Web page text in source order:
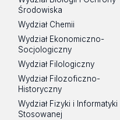
Środowiska
Wydział Chemii
Wydział Ekonomiczno-
Socjologiczny
Wydział Filologiczny
Wydział Filozoficzno-
Historyczny
Wydział Fizyki i Informatyki
Stosowanej